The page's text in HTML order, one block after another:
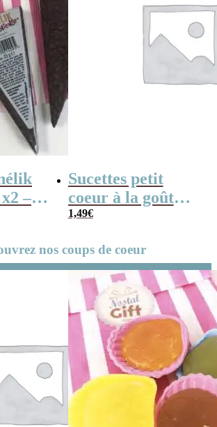
–
Sucettes petit
coeur à la goût
cerise x5
1,49€
nos coups de coeur